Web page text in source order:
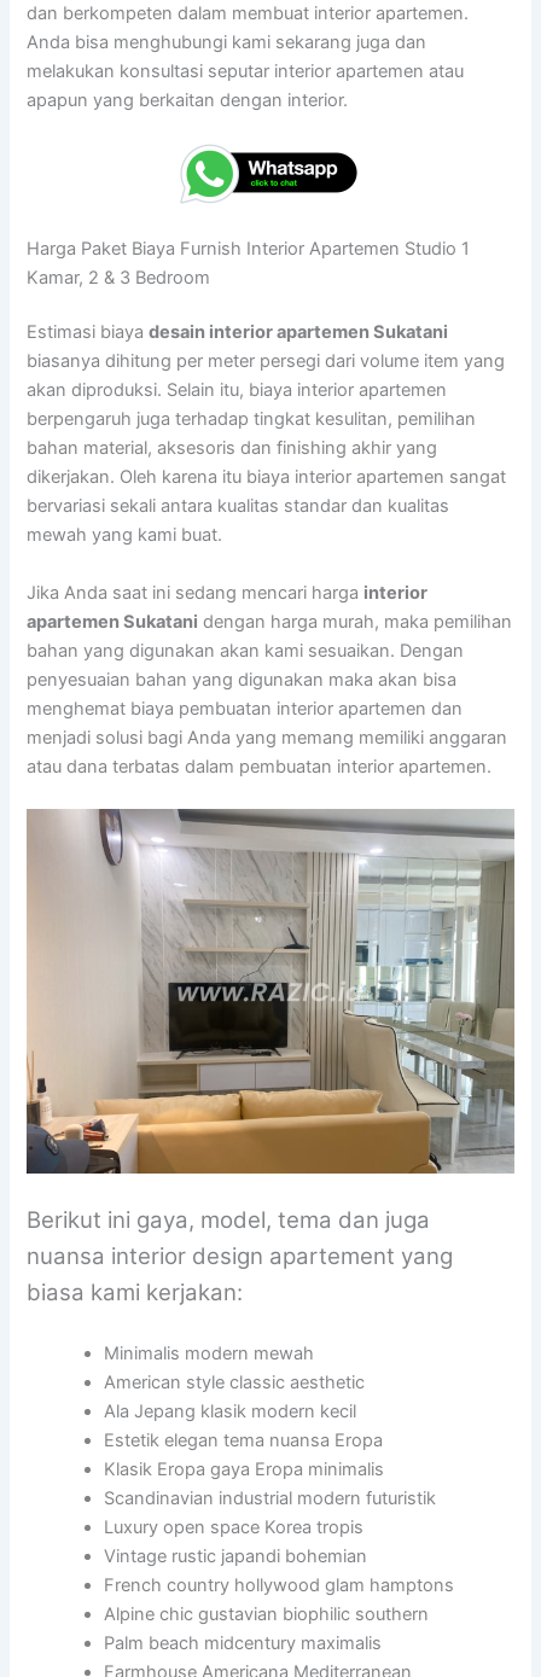
dan berkompeten dalam membuat interior apartemen.
Anda bisa menghubungi kami sekarang juga dan
melakukan konsultasi seputar interior apartemen atau
apapun yang berkaitan dengan interior.
Harga Paket Biaya Furnish Interior Apartemen Studio 1
Kamar, 2 & 3 Bedroom
Estimasi biayadesain interior apartemen Sukatani
biasanya dihitung per meter persegi dari volume item yang
akan diproduksi. Selain itu, biaya interior apartemen
berpengaruh juga terhadap tingkat kesulitan, pemilihan
bahan material, aksesoris dan finishing akhir yang
dikerjakan. Oleh karena itu biaya interior apartemen sangat
bervariasi sekali antara kualitas standar dan kualitas
mewah yang kami buat.
Jika Anda saat ini sedang mencari harga interior
apartemen Sukatani dengan harga murah, maka pemilihan
bahan yang digunakan akan kami sesuaikan. Dengan
penyesuaian bahan yang digunakan maka akan bisa
menghemat biaya pembuatan interior apartemen dan
menjadi solusi bagi Anda yang memang memiliki anggaran
atau dana terbatas dalam pembuatan interior apartemen.
Berikut ini gaya, model, tema dan juga
nuansa interior design apartement yang
biasa kami kerjakan:
Minimalis modern mewah
American style classic aesthetic
Ala Jepang klasik modern kecil
Estetik elegan tema nuansa Eropa
Klasik Eropa gaya Eropa minimalis
Scandinavian industrial modern futuristik
Luxury open space Korea tropis
Vintage rustic japandi bohemian
French country hollywood glam hamptons
Alpine chic gustavian biophilic southern
Palm beach midcentury maximalis
Farmhouse Americana Mediterranean